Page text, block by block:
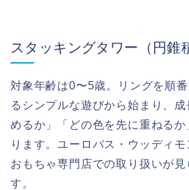
スタッキングタワー（円錐
対象年齢は0〜5歳。リングを順
るシンプルな遊びから始まり、
めるか」「どの色を先に重ねる
ります。ユーロバス・ウッディ
おもちゃ専門店での取り扱いが見
す。